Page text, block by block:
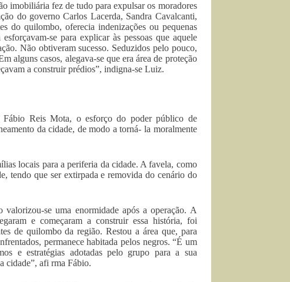
imobiliária fez de tudo para expulsar os moradores
do governo Carlos Lacerda, Sandra Cavalcanti,
do quilombo, oferecia indenizações ou pequenas
se para explicar às pessoas que aquele
Não obtiveram sucesso. Seduzidos pelo pouco,
alguns casos, alegava-se que era área de proteção
a construir prédios”, indigna-se Luiz.
Fábio Reis Mota, o esforço do poder público de
da cidade, de modo a torná- la moralmente
locais para a periferia da cidade. A favela, como
tendo que ser extirpada e removida do cenário do
se uma enormidade após a operação. A
e começaram a construir essa história, foi
de quilombo da região. Restou a área que, para
permanece habitada pelos negros. “É um
e estratégias adotadas pelo grupo para a sua
cidade”, afi rma Fábio.